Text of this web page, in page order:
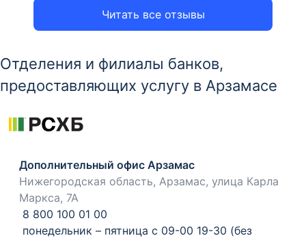
Читать все отзывы
Отделения и филиалы банков,
предоставляющих услугу в Арзамасе
Дополнительный офис Арзамас
Нижегородская область, Арзамас, улица Карла
Маркса, 7А
8 800 100 01 00
понедельник – пятница с 09-00 19-30 (без